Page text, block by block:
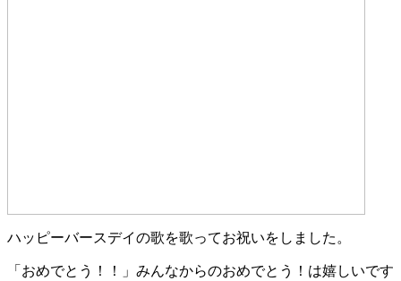
ハッピーバースデイの歌を歌ってお祝いをしました。
「おめでとう！！」みんなからのおめでとう！は嬉しいです